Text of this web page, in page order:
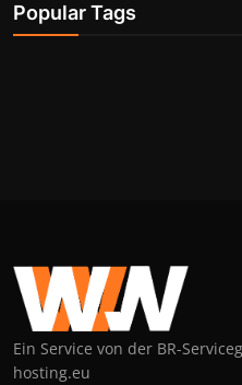
Popular Tags
Ein Service von der BR-
hosting.eu